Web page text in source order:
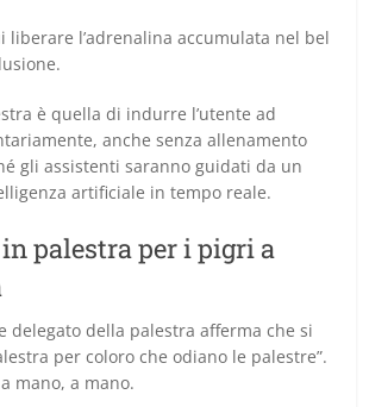
liberare l’adrenalina accumulata nel bel
è quella di indurre l’utente ad
anche senza allenamento
gli assistenti saranno guidati da un
artificiale in tempo reale.
palestra per i pigri a
delegato della palestra afferma che si
per coloro che odiano le palestre”.
mano, a mano.